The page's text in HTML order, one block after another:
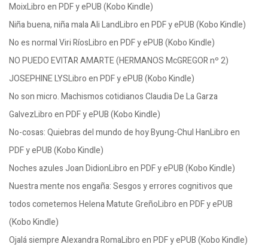
MoixLibro en PDF y ePUB (Kobo Kindle)
Niña buena, niña mala Ali LandLibro en PDF y ePUB (Kobo Kindle)
No es normal Viri RíosLibro en PDF y ePUB (Kobo Kindle)
NO PUEDO EVITAR AMARTE (HERMANOS McGREGOR nº 2)
JOSEPHINE LYSLibro en PDF y ePUB (Kobo Kindle)
No son micro. Machismos cotidianos Claudia De La Garza
GalvezLibro en PDF y ePUB (Kobo Kindle)
No-cosas: Quiebras del mundo de hoy Byung-Chul HanLibro en
PDF y ePUB (Kobo Kindle)
Noches azules Joan DidionLibro en PDF y ePUB (Kobo Kindle)
Nuestra mente nos engaña: Sesgos y errores cognitivos que
todos cometemos Helena Matute GreñoLibro en PDF y ePUB
(Kobo Kindle)
Ojalá siempre Alexandra RomaLibro en PDF y ePUB (Kobo Kindle)